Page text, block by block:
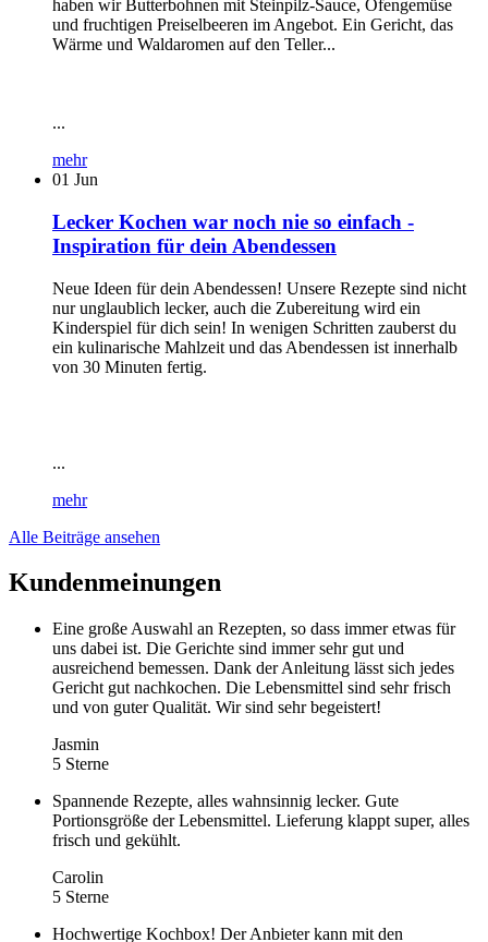
haben wir Butterbohnen mit Steinpilz-Sauce, Ofengemüse
und fruchtigen Preiselbeeren im Angebot. Ein Gericht, das
Wärme und Waldaromen auf den Teller...
...
mehr
01 Jun
Lecker Kochen war noch nie so einfach -
Inspiration für dein Abendessen
Neue Ideen für dein Abendessen! Unsere Rezepte sind nicht
nur unglaublich lecker, auch die Zubereitung wird ein
Kinderspiel für dich sein! In wenigen Schritten zauberst du
ein kulinarische Mahlzeit und das Abendessen ist innerhalb
von 30 Minuten fertig.
...
mehr
Alle Beiträge ansehen
Kundenmeinungen
Eine große Auswahl an Rezepten, so dass immer etwas für
uns dabei ist. Die Gerichte sind immer sehr gut und
ausreichend bemessen. Dank der Anleitung lässt sich jedes
Gericht gut nachkochen. Die Lebensmittel sind sehr frisch
und von guter Qualität. Wir sind sehr begeistert!
Jasmin
5 Sterne
Spannende Rezepte, alles wahnsinnig lecker. Gute
Portionsgröße der Lebensmittel. Lieferung klappt super, alles
frisch und gekühlt.
Carolin
5 Sterne
Hochwertige Kochbox! Der Anbieter kann mit den